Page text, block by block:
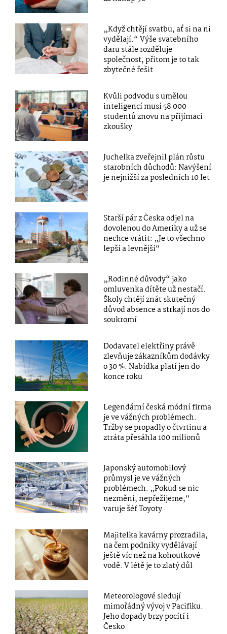
„Když chtějí svatbu, ať si na ni
vydělají.“ Výše svatebního
daru stále rozděluje
společnost, přitom je to tak
zbytečné řešit
Kvůli podvodu s umělou
inteligencí musí 58 000
studentů znovu na přijímací
zkoušky
Juchelka zveřejnil plán růstu
starobních důchodů: Navýšení
je nejnižší za posledních 10 let
Starší pár z Česka odjel na
dovolenou do Ameriky a už se
nechce vrátit: „Je to všechno
lepší a levnější“
„Rodinné důvody“ jako
omluvenka dítěte už nestačí.
Školy chtějí znát skutečný
důvod absence a strkají nos do
soukromí
Dodavatel elektřiny právě
zlevňuje zákazníkům dodávky
o 30 %. Nabídka platí jen do
konce roku
Legendární česká módní firma
je ve vážných problémech.
Tržby se propadly o čtvrtinu a
ztráta přesáhla 100 milionů
Japonský automobilový
průmysl je ve vážných
problémech. „Pokud se nic
nezmění, nepřežijeme,“
varuje šéf Toyoty
Majitelka kavárny prozradila,
na čem podniky vydělávají
ještě víc než na kohoutkové
vodě. V létě je to zlatý důl
Meteorologové sledují
mimořádný vývoj v Pacifiku.
Jeho dopady brzy pocítí i
Česko